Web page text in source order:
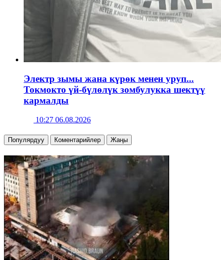
Электр зымы жана күрөк менен уруп...
Токмокто үй-бүлөлүк зомбулукка шектүү
кармалды
10:27 06.08.2026
Популярдуу Коментарийлер Жаңы